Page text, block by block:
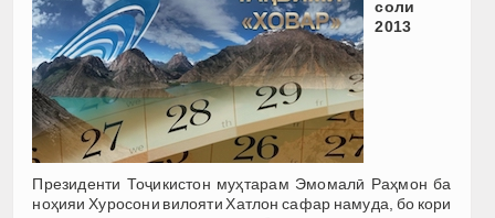
соли
2013
Президенти Тоҷикистон муҳтарам Эмомалӣ Раҳмон ба
ноҳияи Хуросони вилояти Хатлон сафар намуда, бо кори